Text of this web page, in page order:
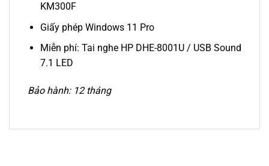
KM300F
Giấy phép Windows 11 Pro
Miễn phí: Tai nghe HP DHE-8001U / USB Sound
7.1 LED
Bảo hành: 12 tháng